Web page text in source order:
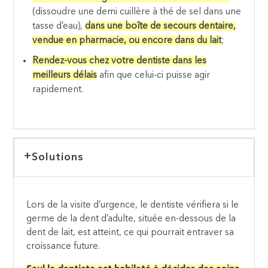
(dissoudre une demi cuillère à thé de sel dans une
tasse d’eau),dans une boîte de secours dentaire,
vendue en pharmacie, ou encore dans du lait;
Rendez-vous chez votre dentiste dans les
meilleurs délais afin que celui-ci puisse agir
rapidement.
Solutions
Lors de la visite d’urgence, le dentiste vérifiera si le
germe de la dent d’adulte, située en-dessous de la
dent de lait, est atteint, ce qui pourrait entraver sa
croissance future.